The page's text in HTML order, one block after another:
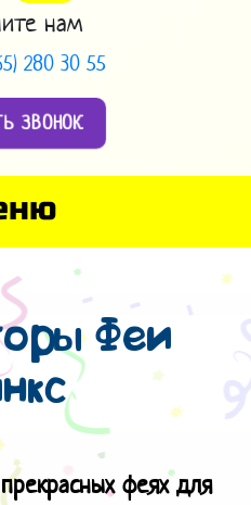
нам
280 30 55
ЗВОНОК
Феи
феях для